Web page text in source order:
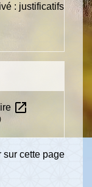
: justificatifs
open_in_new
sur cette page